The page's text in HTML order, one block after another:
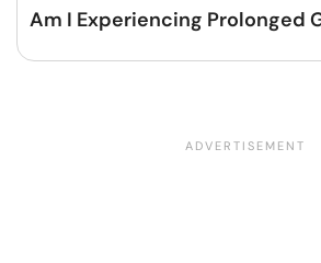
Am I Experiencing Prolonged